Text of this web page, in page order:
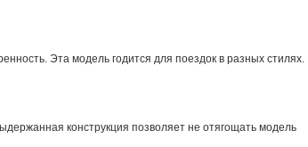
Эта модель годится для поездок в разных стилях.
конструкция позволяет не отягощать модель